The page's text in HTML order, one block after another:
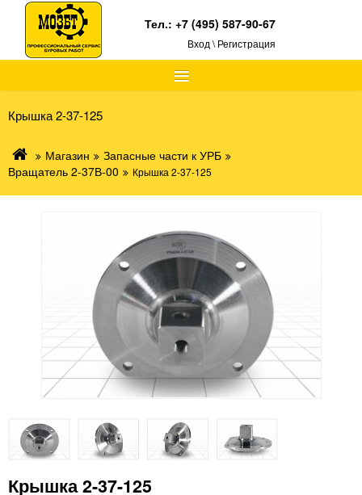
≡
Тел.:+7 (495) 587-90-67
Вход \ Регистрация
Крышка 2-37-125
Магазин
Запасные части к УРБ
Вращатель 2-37В-00
Крышка 2-37-125
Крышка 2-37-125